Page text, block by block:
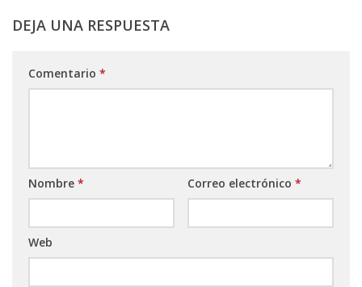
DEJA UNA RESPUESTA
Comentario *
Nombre * Correo electrónico *
Web